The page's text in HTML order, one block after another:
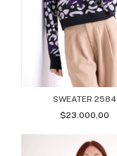
SWEATER 2584
$23.000,00